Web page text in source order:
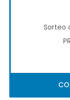
Sorteo